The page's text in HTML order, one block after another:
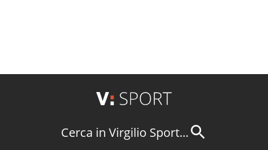
Cerca in Virgilio Sport...